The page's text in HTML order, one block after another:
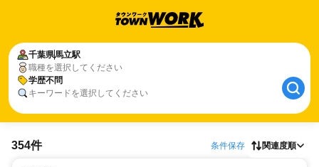
千葉県馬立駅
職種を選択してください
学歴不問
キーワードを選択してください
354件 条件保存 関連度順